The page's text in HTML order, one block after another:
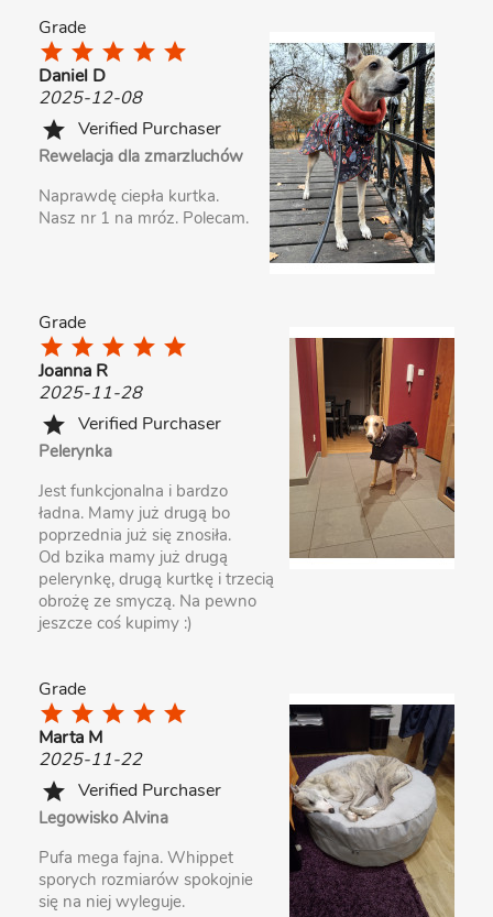
Grade
star star star star star
Daniel D
2025-12-08
star Verified Purchaser
Rewelacja dla zmarzluchów
Naprawdę ciepła kurtka.
Nasz nr 1 na mróz. Polecam.
Grade
star star star star star
Joanna R
2025-11-28
star Verified Purchaser
Pelerynka
Jest funkcjonalna i bardzo
ładna. Mamy już drugą bo
poprzednia już się znosiła.
Od bzika mamy już drugą
pelerynkę, drugą kurtkę i trzecią
obrożę ze smyczą. Na pewno
jeszcze coś kupimy :)
Grade
star star star star star
Marta M
2025-11-22
star Verified Purchaser
Legowisko Alvina
Pufa mega fajna. Whippet
sporych rozmiarów spokojnie
się na niej wyleguje.